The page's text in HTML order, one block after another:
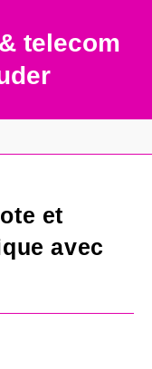
telecom
et
avec